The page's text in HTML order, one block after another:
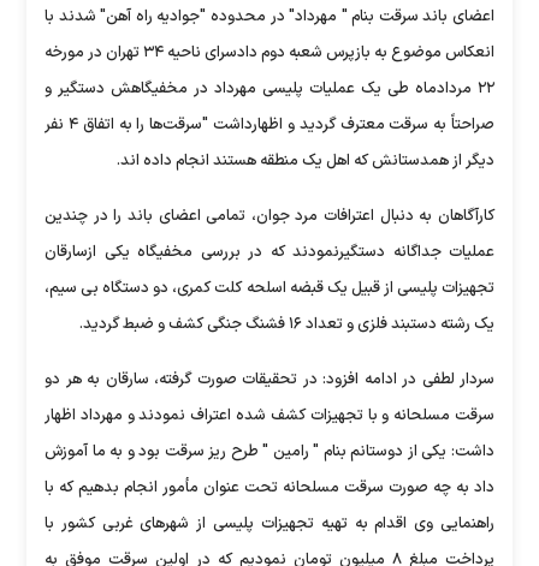
اعضای باند سرقت بنام " مهرداد" در محدوده "جوادیه راه آهن" شدند با
انعکاس موضوع به بازپرس شعبه دوم دادسرای ناحیه ۳۴ تهران در مورخه
۲۲ مردادماه طی یک عملیات پلیسی مهرداد در مخفیگاهش دستگیر و
صراحتاً به سرقت معترف گردید و اظهارداشت "سرقت‌ها را به اتفاق ۴ نفر
دیگر از همدستانش که اهل یک منطقه هستند انجام داده اند.
کارآگاهان به دنبال اعترافات مرد جوان، تمامی اعضای باند را در چندین
عملیات جداگانه دستگیرنمودند که در بررسی مخفیگاه یکی ازسارقان
تجهیزات پلیسی از قبیل یک قبضه اسلحه کلت کمری، دو دستگاه بی سیم،
یک رشته دستبند فلزی و تعداد ۱۶ فشنگ جنگی کشف و ضبط گردید.
سردار لطفی در ادامه افزود: در تحقیقات صورت گرفته، سارقان به هر دو
سرقت مسلحانه و با تجهیزات کشف شده اعتراف نمودند و مهرداد اظهار
داشت: یکی از دوستانم بنام " رامین " طرح ریز سرقت بود و به ما آموزش
داد به چه صورت سرقت مسلحانه تحت عنوان مأمور انجام بدهیم که با
راهنمایی وی اقدام به تهیه تجهیزات پلیسی از شهرهای غربی کشور با
پرداخت مبلغ ۸ میلیون تومان نمودیم که در اولین سرقت موفق به